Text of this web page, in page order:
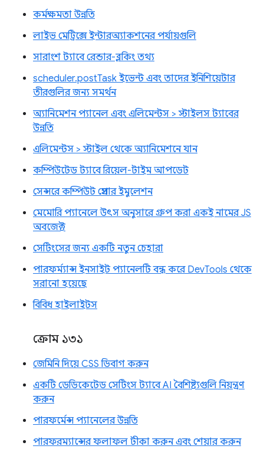
কর্মক্ষমতা উন্নতি
লাইভ মেট্রিক্সে ইন্টারঅ্যাকশনের পর্যায়গুলি
সারাংশ ট্যাবে রেন্ডার-ব্লকিং তথ্য
scheduler.postTask ইভেন্ট এবং তাদের ইনিশিয়েটার
তীরগুলির জন্য সমর্থন
অ্যানিমেশন প্যানেল এবং এলিমেন্টস > স্টাইলস ট্যাবের
উন্নতি
এলিমেন্টস > স্টাইল থেকে অ্যানিমেশনে যান
কম্পিউটেড ট্যাবে রিয়েল-টাইম আপডেট
সেন্সরে কম্পিউট প্রেসার ইমুলেশন
মেমোরি প্যানেলে উৎস অনুসারে গ্রুপ করা একই নামের JS
অবজেক্ট
সেটিংসের জন্য একটি নতুন চেহারা
পারফর্ম্যান্স ইনসাইট প্যানেলটি বন্ধ করে DevTools থেকে
সরানো হয়েছে
বিবিধ হাইলাইটস
ক্রোম ১৩১
জেমিনি দিয়ে CSS ডিবাগ করুন
একটি ডেডিকেটেড সেটিংস ট্যাবে AI বৈশিষ্ট্যগুলি নিয়ন্ত্রণ
করুন
পারফর্মেন্স প্যানেলের উন্নতি
পারফরম্যান্সের ফলাফল টীকা করুন এবং শেয়ার করুন